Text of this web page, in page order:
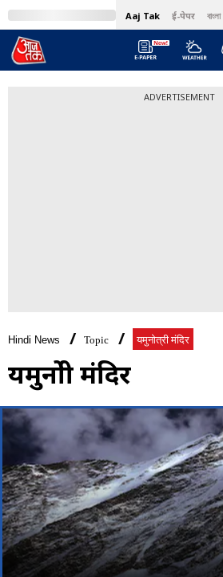
Aaj Tak ई-पेपर বাংলা
ADVERTISEMENT
Hindi News Topic यमुनोत्री मंदिर
यमुनोत्री मंदिर